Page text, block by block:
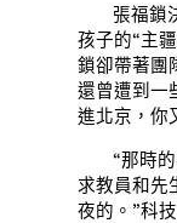
張福鎖
孩子的“主
鎖卻帶著團
還曾遭到一
進北京，你
“那時
求教員和先
夜的。”科